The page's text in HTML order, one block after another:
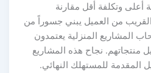
أعلى وتكلفة أقل مقارنة
القريب من العميل يبني جسوراً من
المشاريع المنزلية يعتمدون
نجاح هذه المشاريع
المقدمة للمستهلك النهائي.